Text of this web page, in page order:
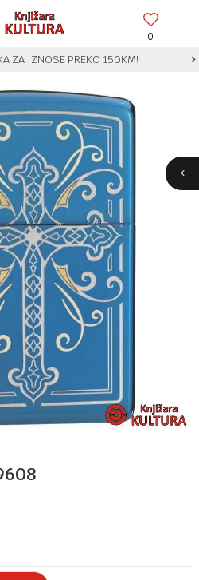
0
ZA IZNOSE PREKO 150KM!